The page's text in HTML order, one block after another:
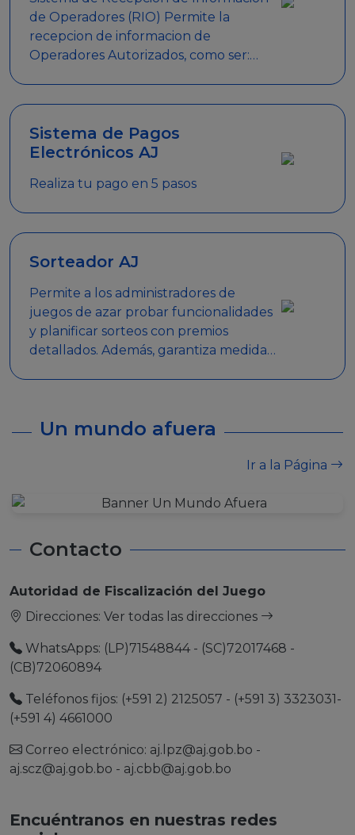
de Operadores (RIO) Permite la
recepcion de informacion de
Operadores Autorizados, como ser:
Sistema de Pagos
Electrónicos AJ
Realiza tu pago en 5 pasos
Sorteador AJ
Permite a los administradores de
juegos de azar probar funcionalidades
y planificar sorteos con premios
detallados. Además, garantiza medidas
Un mundo afuera
Ir a la Página
Contacto
Autoridad de Fiscalización del Juego
Direcciones: Ver todas las direcciones
WhatsApps: (LP)71548844 - (SC)72017468 -
(CB)72060894
Teléfonos fijos: (+591 2) 2125057 - (+591 3) 3323031-
(+591 4) 4661000
Correo electrónico: aj.lpz@aj.gob.bo -
aj.scz@aj.gob.bo - aj.cbb@aj.gob.bo
Encuéntranos en nuestras redes